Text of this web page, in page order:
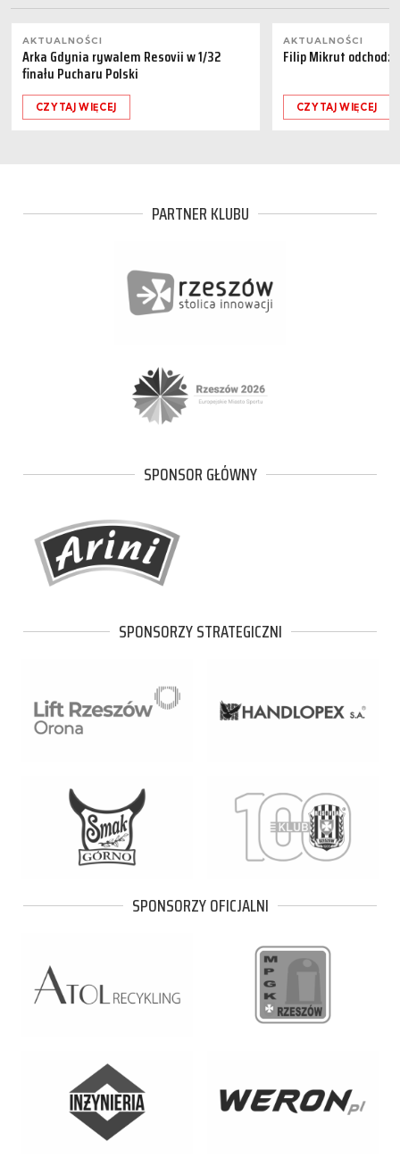
AKTUALNOŚCI
Arka Gdynia rywalem Resovii w 1/32
finału Pucharu Polski
CZYTAJ WIĘCEJ
AKTUALNOŚCI
Filip Mikrut
CZYTAJ WIĘCEJ
PARTNER KLUBU
SPONSOR GŁÓWNY
SPONSORZY STRATEGICZNI
SPONSORZY OFICJALNI